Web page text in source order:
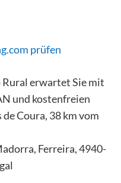
prüfen
Rural erwartet Sie mit
und kostenfreien
Coura, 38 km vom
Ferreira, 4940-